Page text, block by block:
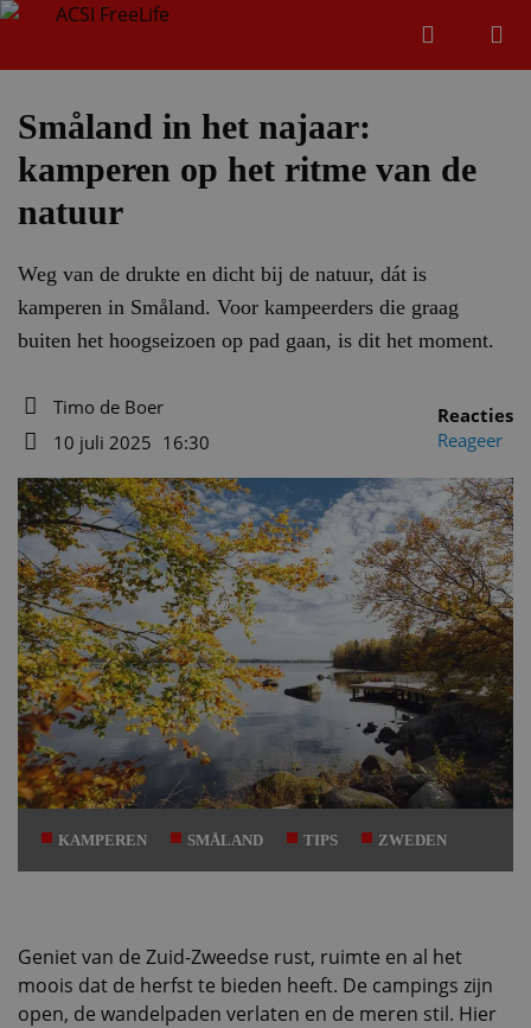
Zoeken
Småland in het najaar:
kamperen op het ritme van de
natuur
Weg van de drukte en dicht bij de natuur, dát is
kamperen in Småland. Voor kampeerders die graag
buiten het hoogseizoen op pad gaan, is dit het moment.
Auteur
Timo de Boer
10 juli 2025 16:30
Reacties
Reageer
KAMPEREN SMÅLAND TIPS ZWEDEN
Geniet van de Zuid-Zweedse rust, ruimte en al het
moois dat de herfst te bieden heeft. De campings zijn
open, de wandelpaden verlaten en de meren stil. Hier